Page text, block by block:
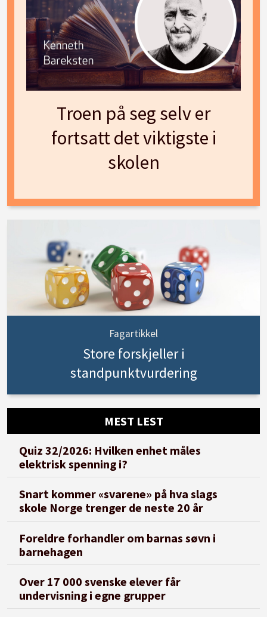
Troen på seg selv er
fortsatt det viktigste i
skolen
Fagartikkel
Store forskjeller i
standpunktvurdering
MEST LEST
Quiz 32/2026: Hvilken enhet måles
elektrisk spenning i?
Snart kommer «svarene» på hva slags
skole Norge trenger de neste 20 år
Foreldre forhandler om barnas søvn i
barnehagen
Over 17 000 svenske elever får
undervisning i egne grupper